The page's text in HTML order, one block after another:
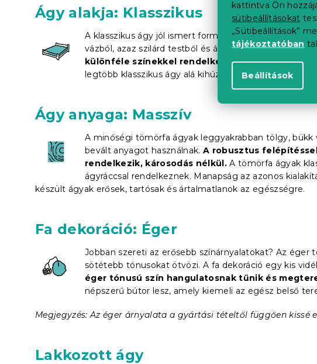
kattintva Ön
sütibeállításokat
„Sütibeállítások”
tájékoztatóban
Beállítások
Ágy alakja: Klasszikus
A klasszikus ágy jól ismert formája egyedül és
vázból, azaz szilárd testből és ágyrácsból állnak,
különféle színekkel rendelkeznek. Hátránya
legtöbb klasszikus ágy alá kihúzhatótároló doboz
Ágy anyaga: Masszív
A minőségi tömörfa ágyak leggyakrabban tölgy,
bevált anyagot használnak. A robusztus
rendelkezik, károsodás nélkül. A tömörfa ágyak
ágyráccsal rendelkeznek. Manapság az azonos
készült ágyak erősek, tartósak és ártalmatlanok az egészségre.
Fa dekoráció: Éger
Jobban szereti az erősebb színárnyalatokat? Az éger
sötétebb tónusokat ötvözi. A fa dekoráció egy kis
éger tónusú szín hangulatosnak tűnik és
népszerű bútor lesz, amely kiemeli az egész belső
Megjegyzés: Az éger árnyalata a gyártási tételtől függően kissé
Lakkozott ágy